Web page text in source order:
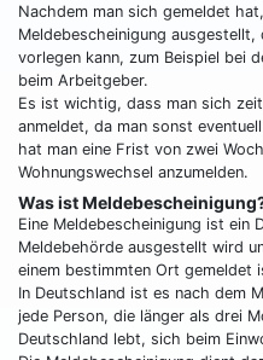
Nachdem man sich gemeldet
Meldebescheinigung
vorlegen kann, zum Beispiel bei
beim Arbeitgeber.
Es ist wichtig, dass man sich
anmeldet, da man sonst
hat man eine Frist von zwei
Wohnungswechsel anzumelden.
Was ist
Eine Meldebescheinigung ist ein
Meldebehörde ausgestellt wird
einem bestimmten Ort gemeldet
In Deutschland ist es nach dem
jede Person, die länger als drei
Deutschland lebt, sich beim